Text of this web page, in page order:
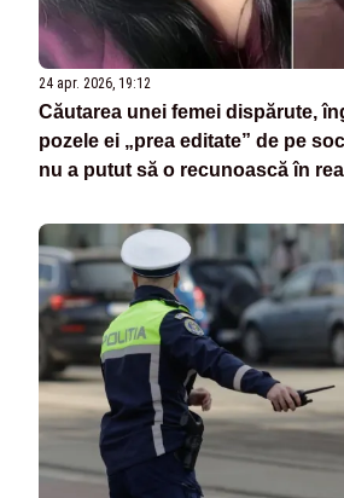
24 apr. 2026, 19:12
Căutarea unei femei dispărute,
pozele ei „prea editate” de pe
nu a putut să o recunoască în